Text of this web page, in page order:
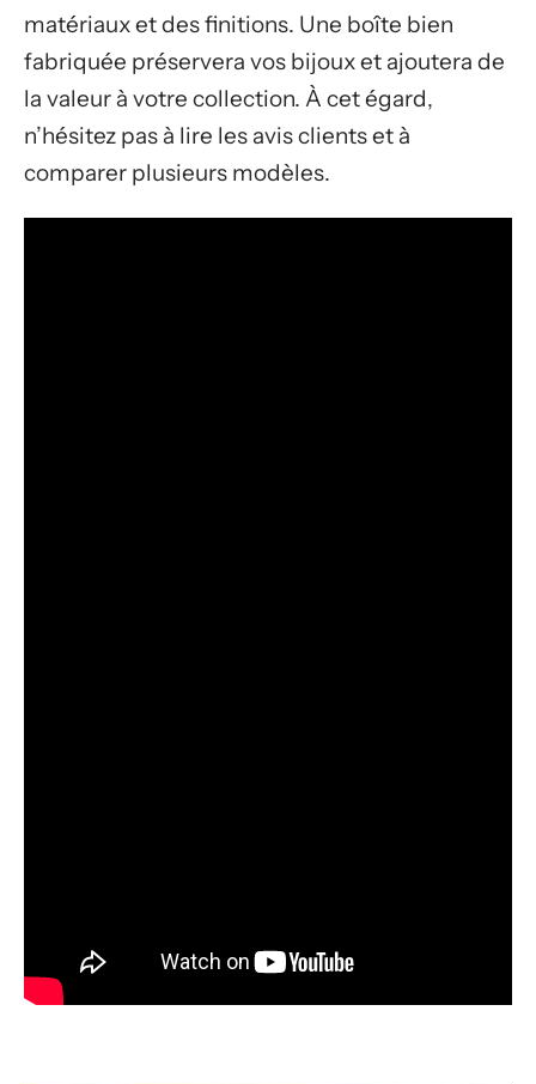
matériaux et des finitions. Une boîte bien
fabriquée préservera vos bijoux et ajoutera de
la valeur à votre collection. À cet égard,
n’hésitez pas à lire les avis clients et à
comparer plusieurs modèles.